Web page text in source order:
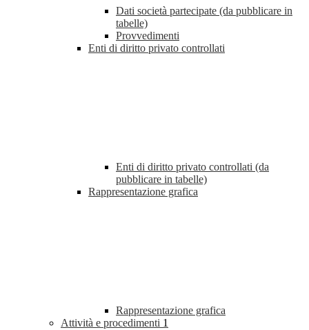
Dati società partecipate (da pubblicare in
tabelle)
Provvedimenti
Enti di diritto privato controllati
Enti di diritto privato controllati (da
pubblicare in tabelle)
Rappresentazione grafica
Rappresentazione grafica
Attività e procedimenti 1